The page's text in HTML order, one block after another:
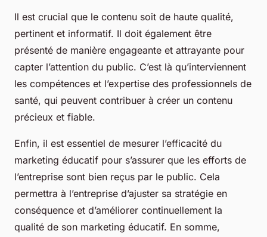
Il est crucial que le contenu soit de haute qualité,
pertinent et informatif. Il doit également être
présenté de manière engageante et attrayante pour
capter l’attention du public. C’est là qu’interviennent
les compétences et l’expertise des professionnels de
santé, qui peuvent contribuer à créer un contenu
précieux et fiable.
Enfin, il est essentiel de mesurer l’efficacité du
marketing éducatif pour s’assurer que les efforts de
l’entreprise sont bien reçus par le public. Cela
permettra à l’entreprise d’ajuster sa stratégie en
conséquence et d’améliorer continuellement la
qualité de son marketing éducatif. En somme,